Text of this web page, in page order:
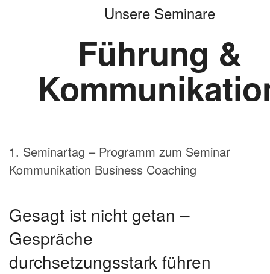
1. Seminartag – Programm zum Seminar
Kommunikation Business Coaching
Gesagt ist nicht getan –
Gespräche
durchsetzungsstark führen